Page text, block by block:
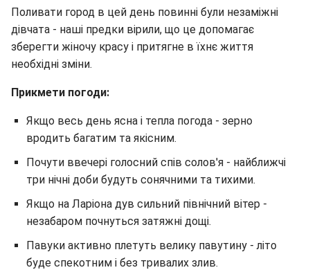
Поливати город в цей день повинні були незаміжні
дівчата - наші предки вірили, що це допомагає
зберегти жіночу красу і притягне в їхнє життя
необхідні зміни.
Прикмети погоди:
Якщо весь день ясна і тепла погода - зерно
вродить багатим та якісним.
Почути ввечері голосний спів солов'я - найближчі
три нічні доби будуть сонячними та тихими.
Якщо на Ларіона дув сильний північний вітер -
незабаром почнуться затяжні дощі.
Павуки активно плетуть велику павутину - літо
буде спекотним і без тривалих злив.